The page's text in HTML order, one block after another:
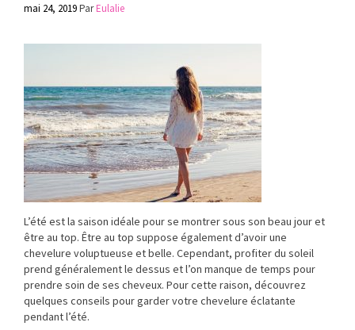
mai 24, 2019ParEulalie
L’été est la saison idéale pour se montrer sous son beau jour et
être au top. Être au top suppose également d’avoir une
chevelure voluptueuse et belle. Cependant, profiter du soleil
prend généralement le dessus et l’on manque de temps pour
prendre soin de ses cheveux. Pour cette raison, découvrez
quelques conseils pour garder votre chevelure éclatante
pendant l’été.